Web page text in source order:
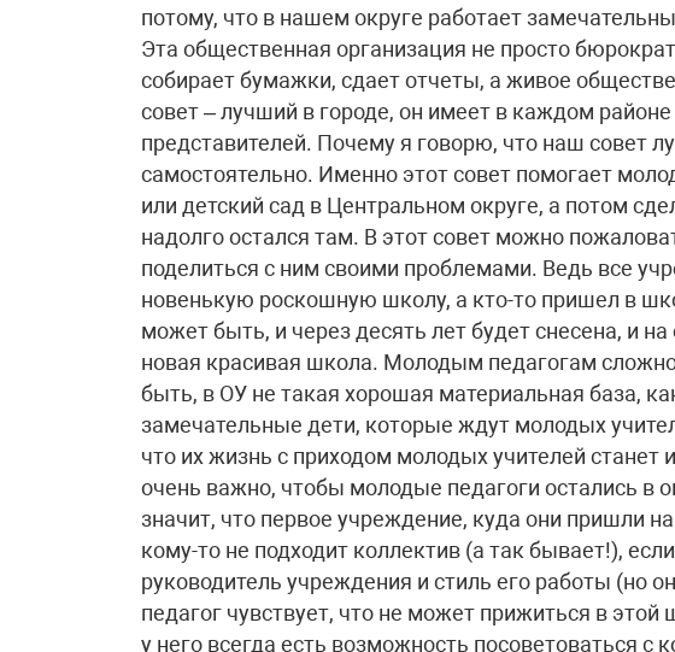
потому, что в нашем округе работает
Эта общественная организация не просто
собирает бумажки, сдает отчеты, а живое
совет – лучший в городе, он имеет в каждом
представителей. Почему я говорю, что наш совет
самостоятельно. Именно этот совет помогает
или детский сад в Центральном округе, а потом
надолго остался там. В этот совет можно
поделиться с ним своими проблемами. Ведь все
новенькую роскошную школу, а кто-то пришел в
может быть, и через десять лет будет снесена, и
новая красивая школа. Молодым педагогам
быть, в ОУ не такая хорошая материальная база,
замечательные дети, которые ждут молодых
что их жизнь с приходом молодых учителей станет
очень важно, чтобы молодые педагоги остались в
значит, что первое учреждение, куда они пришли
кому-то не подходит коллектив (а так бывает!),
руководитель учреждения и стиль его работы (но
педагог чувствует, что не может прижиться в
у него всегда есть возможность посоветоваться с